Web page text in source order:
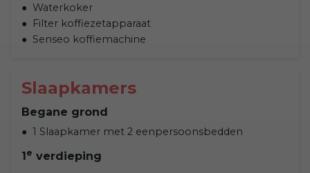
Waterkoker
Filter koffiezetapparaat
Senseo koffiemachine
Slaapkamers
Begane grond
1 Slaapkamer met 2 eenpersoonsbedden
1 e verdieping